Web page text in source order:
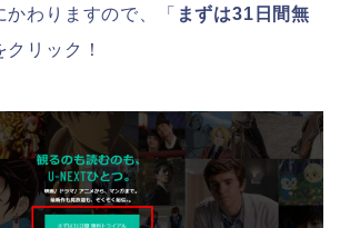
わりますので、「 まずは31日間無
クリック！